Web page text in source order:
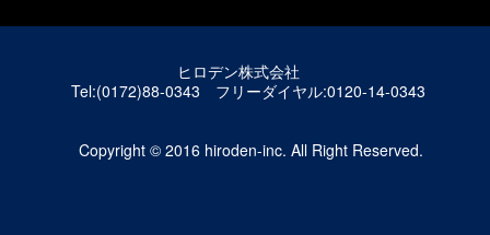
ヒロデン株式会社
Tel:(0172)88-0343 フリーダイヤル:0120-14-0343
Copyright © 2016 hiroden-inc. All Right Reserved.